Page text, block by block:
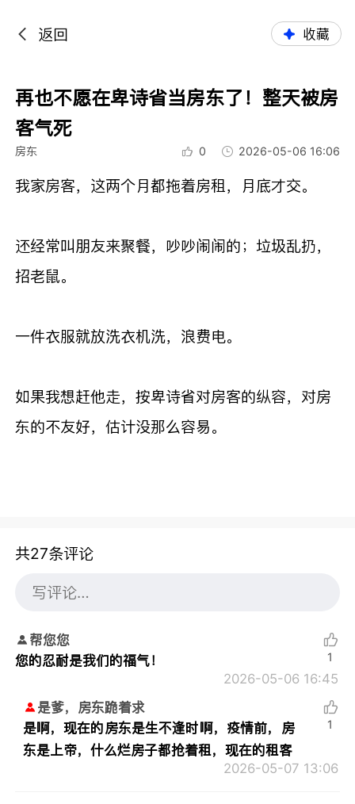
返回 收藏
再也不愿在卑诗省当房东了！整天被房
客气死
房东 0 2026-05-06 16:06
我家房客，这两个月都拖着房租，月底才交。
还经常叫朋友来聚餐，吵吵闹闹的；垃圾乱扔，
招老鼠。
一件衣服就放洗衣机洗，浪费电。
如果我想赶他走，按卑诗省对房客的纵容，对房
东的不友好，估计没那么容易。
共27条评论
帮您您
您的忍耐是我们的福气！
2026-05-06 16:45
1
是爹，房东跪着求
是啊，现在的房东是生不逢时啊，疫情前，房
东是上帝，什么烂房子都抢着租，现在的租客
2026-05-07 13:06
1